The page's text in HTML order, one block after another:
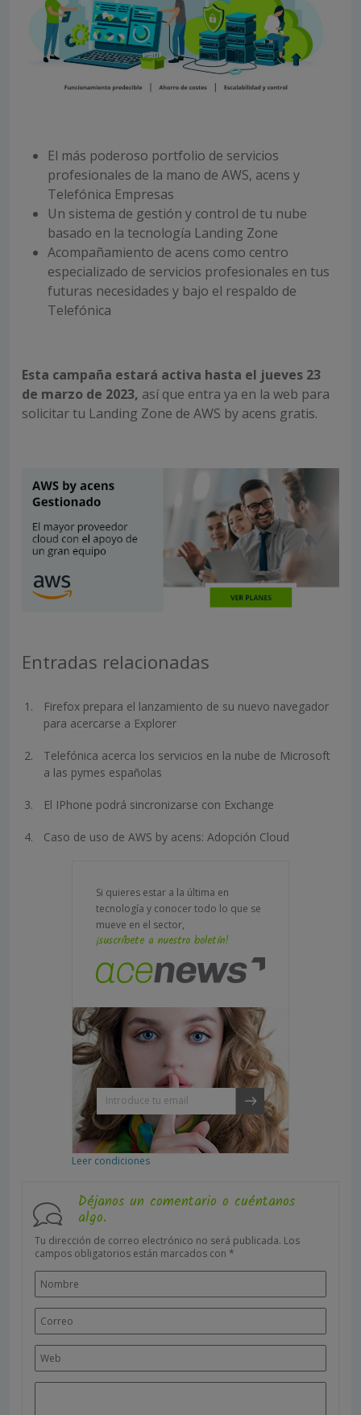
El más poderoso portfolio de servicios
profesionales de la mano de AWS, acens y
Telefónica Empresas
Un sistema de gestión y control de tu nube
basado en la tecnología Landing Zone
Acompañamiento de acens como centro
especializado de servicios profesionales en tus
futuras necesidades y bajo el respaldo de
Telefónica
Esta campaña estará activa hasta el jueves 23
de marzo de 2023, así que entra ya en la web para
solicitar tu Landing Zone de AWS by acens gratis.
Entradas relacionadas
Firefox prepara el lanzamiento de su nuevo navegador
para acercarse a Explorer
Telefónica acerca los servicios en la nube de Microsoft
a las pymes españolas
El IPhone podrá sincronizarse con Exchange
Caso de uso de AWS by acens: Adopción Cloud
Si quieres estar a la última en
tecnología y conocer todo lo que se
mueve en el sector,
¡suscríbete a nuestro boletín!
Leer condiciones
Déjanos un comentario o cuéntanos
algo.
Tu dirección de correo electrónico no será publicada. Los
campos obligatorios están marcados con *